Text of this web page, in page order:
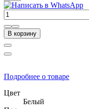
В корзину
Подробнее о товаре
Цвет
Белый